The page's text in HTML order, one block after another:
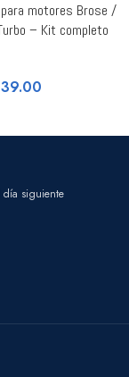
motores Brose /
– Kit completo
día siguiente